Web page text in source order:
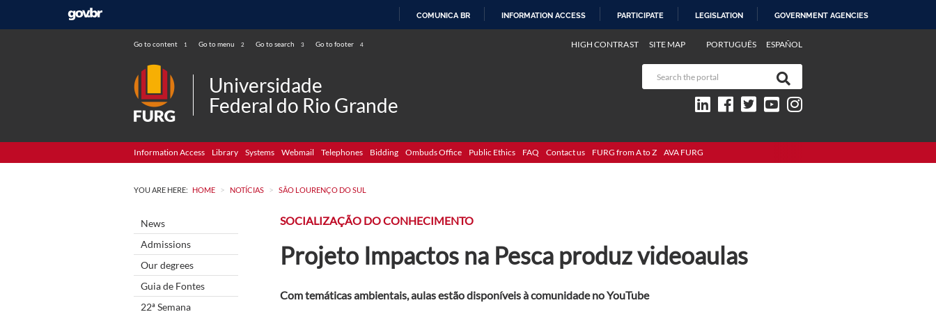
COMUNICA BR INFORMATION ACCESS PARTICIPATE LEGISLATION GOVERNMENT AGENCIES
Go to content 1 Go to menu 2 Go to search 3 Go to footer 4 PORTUGUÊS ESPAÑOL
HIGH CONTRAST SITE MAP
Universidade
Federal do Rio Grande
Information Access Library Systems Webmail Telephones Bidding Ombuds Office Public Ethics FAQ Contact us FURG from A to Z AVA FURG
YOU ARE HERE: HOME > NOTÍCIAS > SÃO LOURENÇO DO SUL
News
Admissions
Our degrees
Guia de Fontes
22ª Semana
SOCIALIZAÇÃO DO CONHECIMENTO
Projeto Impactos na Pesca produz videoaulas
Com temáticas ambientais, aulas estão disponíveis à comunidade no YouTube